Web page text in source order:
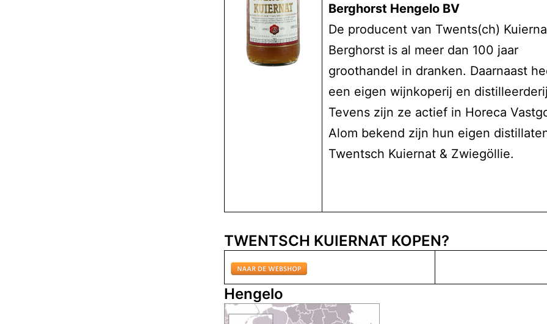
Berghorst Hengelo BV
De producent van Twents(ch)
Berghorst is al meer dan 100 jaar
groothandel in dranken. Daarnaast
een eigen wijnkoperij en
Tevens zijn ze actief in Horeca
Alom bekend zijn hun eigen
Twentsch Kuiernat & Zwiegöllie.
TWENTSCH KUIERNAT KOPEN?
Hengelo